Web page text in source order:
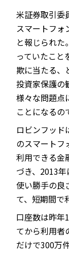
米証券取引委
スマートフォ
と報じられ
っていたこと
欺に当たる、
投資家保護の
様々な問題点
ことになるの
ロビンフッド
のスマートフ
利用できる金
づき、2013
使い勝手の良
て、短期間で
口座数は昨年
てから利用者
だけで300万